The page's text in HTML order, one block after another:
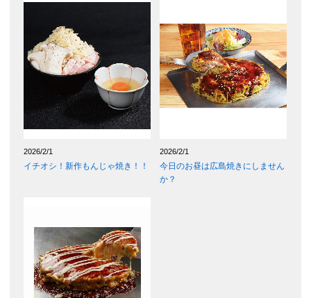
2026/2/1
イチオシ！新作もんじゃ焼き！！
2026/2/1
今日のお昼は広島焼きにしません
か？